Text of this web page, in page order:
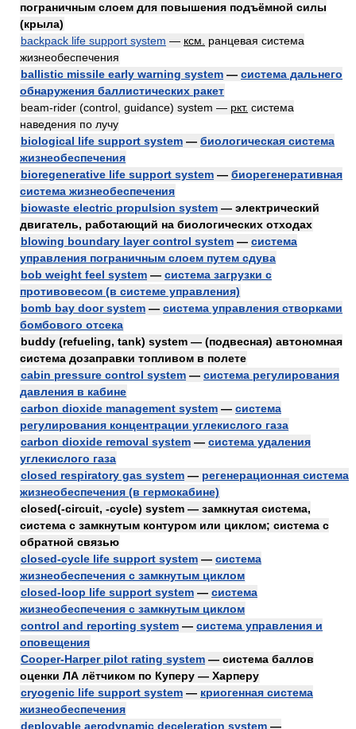
пограничным слоем для повышения подъёмной силы
(крыла)
backpack life support system — ксм.
ранцевая система
жизнеобеспечения
ballistic missile early warning system — система дальнего
обнаружения баллистических ракет
beam-rider (control, guidance) system — ркт. система
наведения по лучу
biological life support system — биологическая система
жизнеобеспечения
bioregenerative life support system — биорегенеративная
система жизнеобеспечения
biowaste electric propulsion system — электрический
двигатель, работающий на биологических отходах
blowing boundary layer control system — система
управления пограничным слоем путем сдува
bob weight feel system — система загрузки с
противовесом (в системе управления)
bomb bay door system — система управления створками
бомбового отсека
buddy (refueling, tank) system — (подвесная) автономная
система дозаправки топливом в полете
cabin pressure control system — система регулирования
давления в кабине
carbon dioxide management system — система
регулирования концентрации углекислого газа
carbon dioxide removal system — система удаления
углекислого газа
closed respiratory gas system — регенерационная система
жизнеобеспечения (в гермокабине)
closed(-circuit, -cycle) system — замкнутая система,
система с замкнутым контуром или циклом; система с
обратной связью
closed-cycle life support system — система
жизнеобеспечения с замкнутым циклом
closed-loop life support system — система
жизнеобеспечения с замкнутым циклом
control and reporting system — система управления и
оповещения
Cooper-Harper pilot rating system — система баллов
оценки ЛА лётчиком по Куперу — Харперу
cryogenic life support system — криогенная система
жизнеобеспечения
deployable aerodynamic deceleration system —